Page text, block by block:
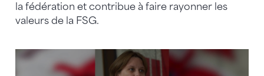
la fédération et contribue à faire rayonner les
valeurs de la FSG.